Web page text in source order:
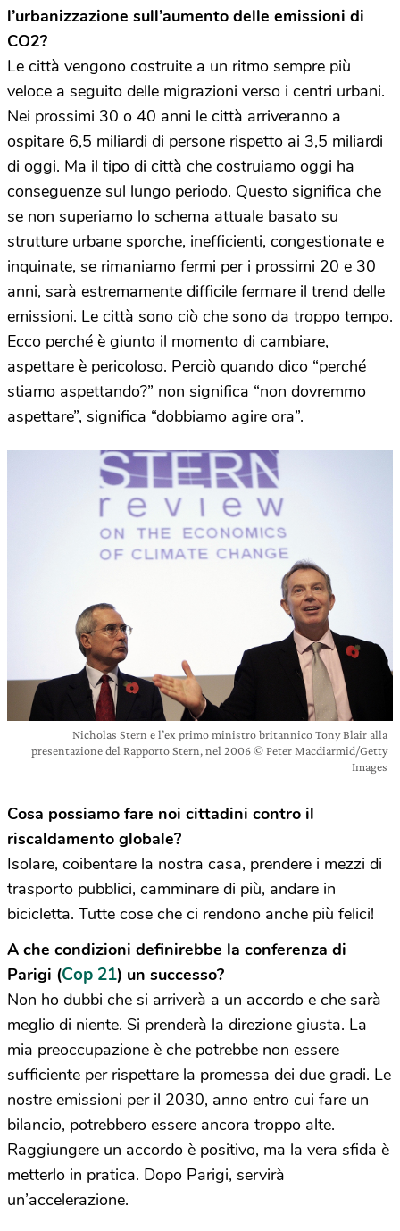
l’urbanizzazione sull’aumento delle emissioni di
CO2?
Le città vengono costruite a un ritmo sempre più
veloce a seguito delle migrazioni verso i centri urbani.
Nei prossimi 30 o 40 anni le città arriveranno a
ospitare 6,5 miliardi di persone rispetto ai 3,5 miliardi
di oggi. Ma il tipo di città che costruiamo oggi ha
conseguenze sul lungo periodo. Questo significa che
se non superiamo lo schema attuale basato su
strutture urbane sporche, inefficienti, congestionate e
inquinate, se rimaniamo fermi per i prossimi 20 e 30
anni, sarà estremamente difficile fermare il trend delle
emissioni. Le città sono ciò che sono da troppo tempo.
Ecco perché è giunto il momento di cambiare,
aspettare è pericoloso. Perciò quando dico “perché
stiamo aspettando?” non significa “non dovremmo
aspettare”, significa “dobbiamo agire ora”.
Nicholas Stern e l’ex primo ministro britannico Tony Blair alla
presentazione del Rapporto Stern, nel 2006 © Peter Macdiarmid/Getty
Images
Cosa possiamo fare noi cittadini contro il
riscaldamento globale?
Isolare, coibentare la nostra casa, prendere i mezzi di
trasporto pubblici, camminare di più, andare in
bicicletta. Tutte cose che ci rendono anche più felici!
A che condizioni definirebbe la conferenza di
Parigi (Cop 21) un successo?
Non ho dubbi che si arriverà a un accordo e che sarà
meglio di niente. Si prenderà la direzione giusta. La
mia preoccupazione è che potrebbe non essere
sufficiente per rispettare la promessa dei due gradi. Le
nostre emissioni per il 2030, anno entro cui fare un
bilancio, potrebbero essere ancora troppo alte.
Raggiungere un accordo è positivo, ma la vera sfida è
metterlo in pratica. Dopo Parigi, servirà
un’accelerazione.